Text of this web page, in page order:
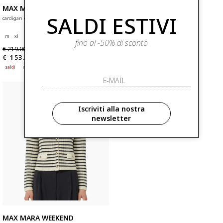
MAX MARA WEEKEND
cardigan classico in filato di lino wkdbadia
m xl
€ 219.00
€ 153.30
saldi nuovi arrivi
cardigan in filato di lino con cintura
wkdbonito
s
m xl
MAX MARA WEEKEND
SALDI ESTIVI
fino al -50% di sconto
Iscriviti alla nostra
newsletter